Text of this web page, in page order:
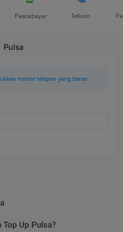
Pascabayar Telkom
Pulsa
nomor telepon yang benar.
Up Pulsa?